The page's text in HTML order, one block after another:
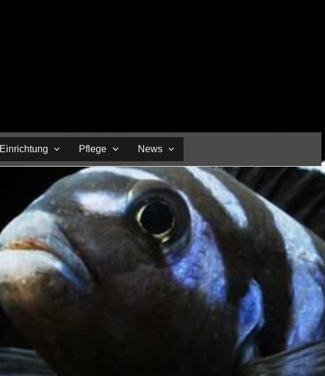
Einrichtung Pflege News